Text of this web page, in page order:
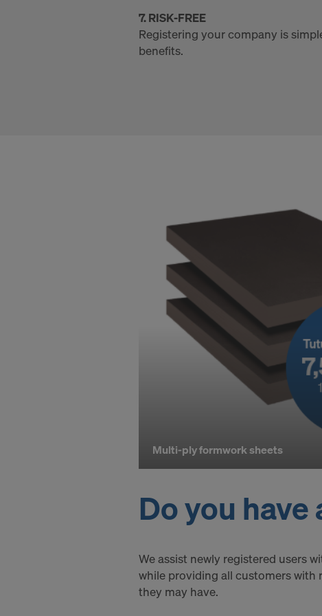
7. RISK‑FREE
Registering your company is
benefits.
Multi-ply formwork sheets
Do you have
We assist newly registered users
while providing all customers with
they may have.
Protokoll-
The Trade
Vi behöver
Du kan när
öppnar
ÄR DU I